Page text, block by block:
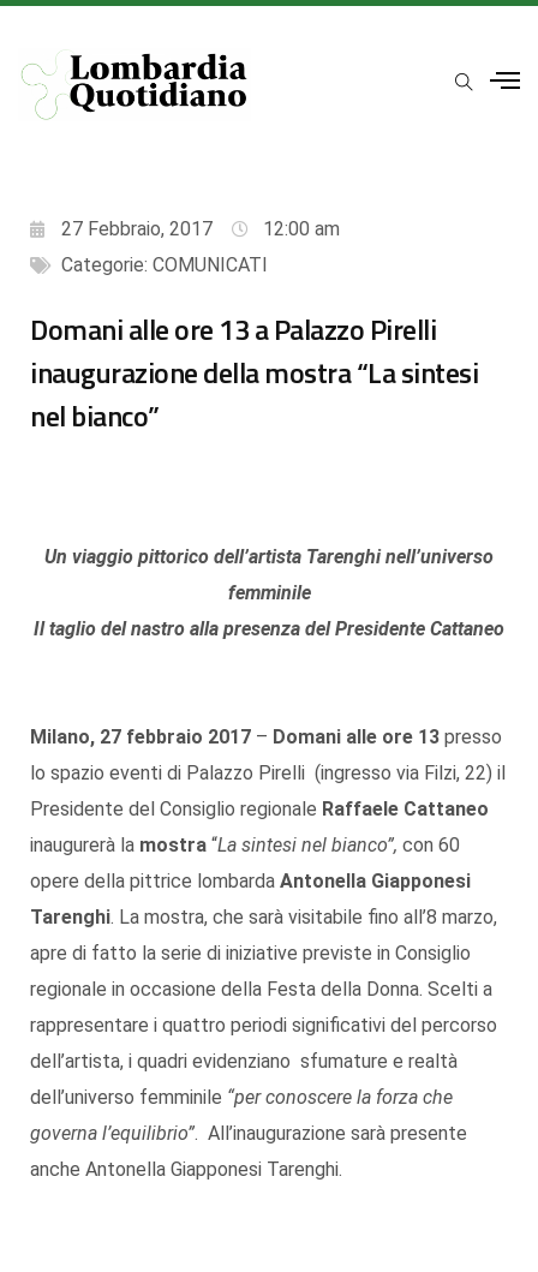
27 Febbraio, 2017
12:00 am
Categorie: COMUNICATI
Domani alle ore 13 a Palazzo Pirelli
inaugurazione della mostra “La sintesi
nel bianco”
Un viaggio pittorico dell’artista Tarenghi nell’universo
femminile
Il taglio del nastro alla presenza del Presidente Cattaneo
Milano, 27 febbraio 2017 – Domani alle ore 13 presso
lo spazio eventi di Palazzo Pirelli (ingresso via Filzi, 22) il
Presidente del Consiglio regionale Raffaele Cattaneo
inaugurerà la mostra “La sintesi nel bianco”, con 60
opere della pittrice lombarda Antonella Giapponesi
Tarenghi. La mostra, che sarà visitabile fino all’8 marzo,
apre di fatto la serie di iniziative previste in Consiglio
regionale in occasione della Festa della Donna. Scelti a
rappresentare i quattro periodi significativi del percorso
dell’artista, i quadri evidenziano sfumature e realtà
dell’universo femminile “per conoscere la forza che
governa l’equilibrio”. All’inaugurazione sarà presente
anche Antonella Giapponesi Tarenghi.